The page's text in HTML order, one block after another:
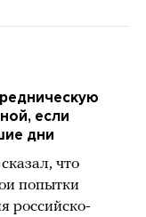
если
дни
что
попытки
российско-